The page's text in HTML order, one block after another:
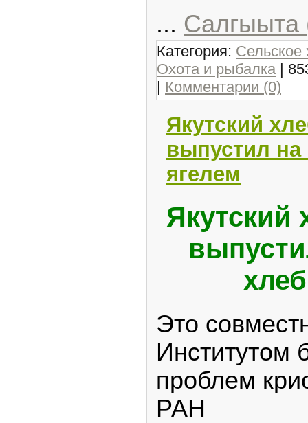
... Салгыыта
Категория: Сельское
Охота и рыбалка |
| Комментарии (0)
Якутский
выпустил
ягелем
Якутский
Это
Институтом
проблем
РАН